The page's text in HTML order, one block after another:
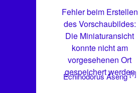
Fehler beim Erstellen
des Vorschaubildes:
Die Miniaturansicht
konnte nicht am
vorgesehenen Ort
gespeichert werden
Echinodorus Aseng [1]